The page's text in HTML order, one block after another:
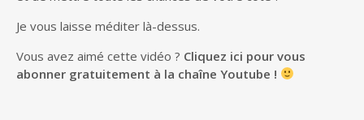
Je vous laisse méditer là-dessus.
Vous avez aimé cette vidéo ? Cliquez ici pour vous
abonner gratuitement à la chaîne Youtube !